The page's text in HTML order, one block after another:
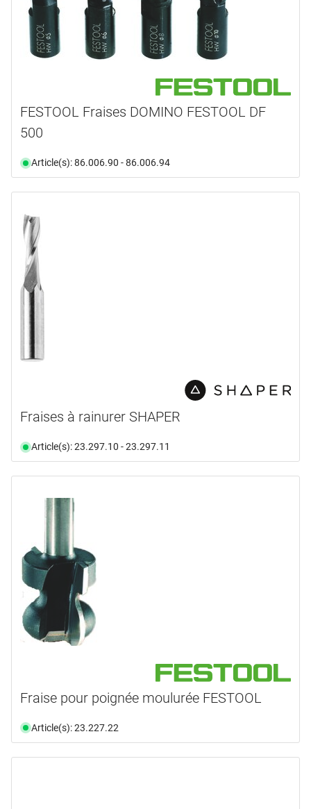
FESTOOL Fraises DOMINO FESTOOL DF
500
Article(s): 86.006.90 - 86.006.94
Fraises à rainurer SHAPER
Article(s): 23.297.10 - 23.297.11
Fraise pour poignée moulurée FESTOOL
Article(s): 23.227.22